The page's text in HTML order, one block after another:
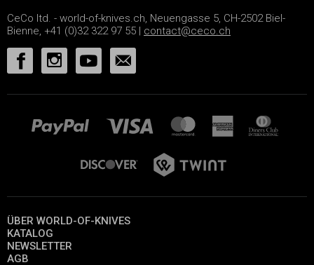
CeCo ltd. - world-of-knives.ch, Neuengasse 5, CH-2502 Biel-
Bienne, +41 (0)32 322 97 55 | contact@ceco.ch
ÜBER WORLD-OF-KNIVES
KATALOG
NEWSLETTER
AGB